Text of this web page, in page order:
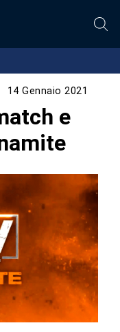
14 Gennaio 2021
e